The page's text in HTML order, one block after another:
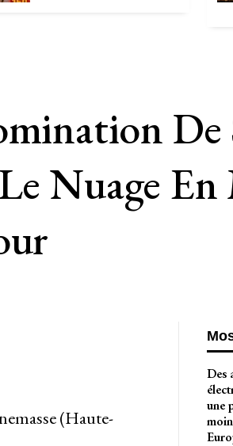
De
Nuage En
(Haute-
Des
une